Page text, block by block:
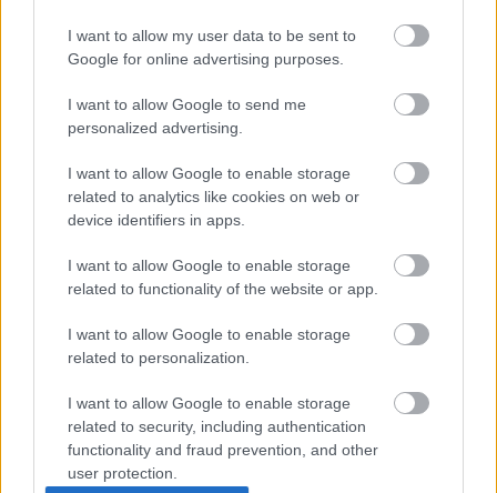
I want to allow my user data to be sent to
Google for online advertising purposes.
I want to allow Google to send me
personalized advertising.
I want to allow Google to enable storage
related to analytics like cookies on web or
device identifiers in apps.
I want to allow Google to enable storage
related to functionality of the website or app.
I want to allow Google to enable storage
related to personalization.
I want to allow Google to enable storage
related to security, including authentication
functionality and fraud prevention, and other
user protection.
>
>
Liikenteen yleiskuva
Suuntaan
Forssa
Liikenne sujuvaa
Keskinopeus
92 km/h(+6 km/h)
Liikennemäärä
72 kpl/h(+3 kpl/h)
Suuntaan
Liikenne sujuvaa
Keskinopeus
95 km/h(+5 km/h)